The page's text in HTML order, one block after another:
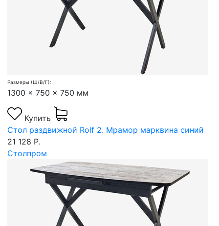
Размеры (Ш/В/Г):
1300 x 750 x 750 мм
Купить
Стол раздвижной Rolf 2. Мрамор марквина синий
21 128 Р.
Столпром